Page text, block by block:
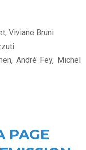
Viviane Bruni
André Fey, Michel
PAGE